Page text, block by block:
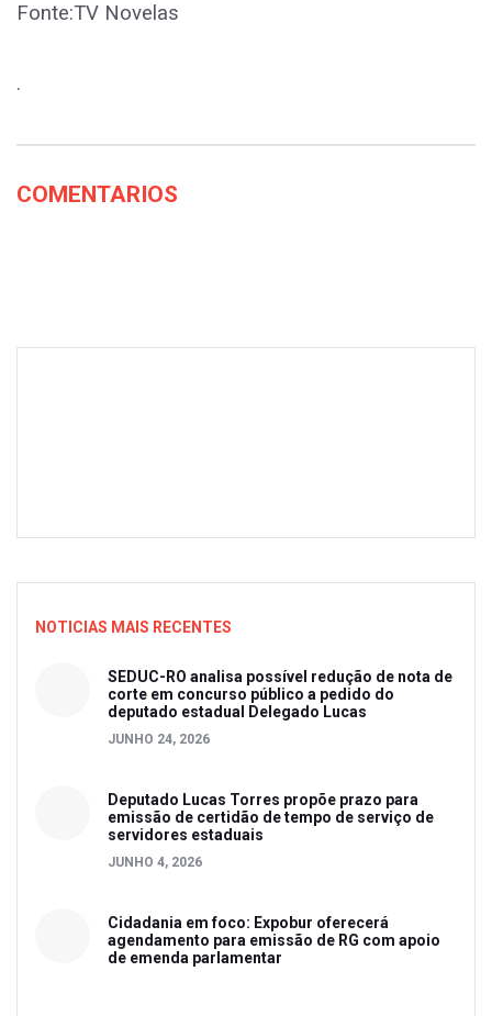
Fonte:TV Novelas
.
COMENTARIOS
NOTICIAS MAIS RECENTES
SEDUC-RO analisa possível redução de nota de
corte em concurso público a pedido do
deputado estadual Delegado Lucas
JUNHO 24, 2026
Deputado Lucas Torres propõe prazo para
emissão de certidão de tempo de serviço de
servidores estaduais
JUNHO 4, 2026
Cidadania em foco: Expobur oferecerá
agendamento para emissão de RG com apoio
de emenda parlamentar